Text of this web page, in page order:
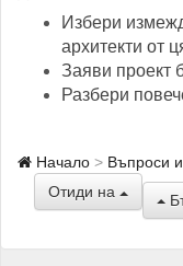
Избери
архитекти от
Заяви проект
Разбери
Начало Въпроси
Отиди на